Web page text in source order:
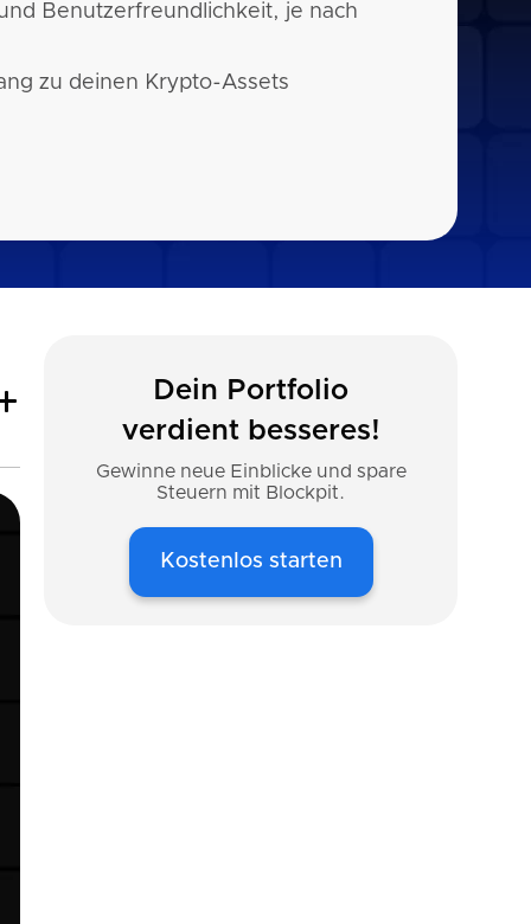
Benutzerfreundlichkeit, je nach
zu deinen Krypto-Assets
Dein Portfolio
verdient besseres!
Gewinne neue Einblicke und spare
Steuern mit Blockpit.
Kostenlos starten